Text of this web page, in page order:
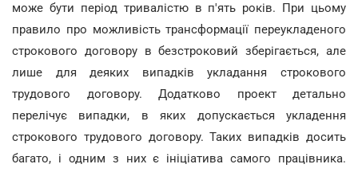
може бути період тривалістю в п'ять років. При цьому
правило про можливість трансформації переукладеного
строкового договору в безстроковий зберігається, але
лише для деяких випадків укладання строкового
трудового договору. Додатково проект детально
перелічує випадки, в яких допускається укладення
строкового трудового договору. Таких випадків досить
багато, і одним з них є ініціатива самого працівника.